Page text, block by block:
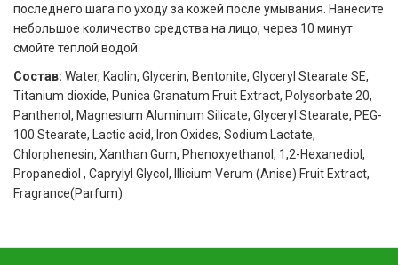
последнего шага по уходу за кожей после умывания. Нанесите
небольшое количество средства на лицо, через 10 минут
смойте теплой водой.
Состав: Water, Kaolin, Glycerin, Bentonite, Glyceryl Stearate SE,
Titanium dioxide, Punica Granatum Fruit Extract, Polysorbate 20,
Panthenol, Magnesium Aluminum Silicate, Glyceryl Stearate, PEG-
100 Stearate, Lactic acid, Iron Oxides, Sodium Lactate,
Chlorphenesin, Xanthan Gum, Phenoxyethanol, 1,2-Hexanediol,
Propanediol , Caprylyl Glycol, Illicium Verum (Anise) Fruit Extract,
Fragrance(Parfum)